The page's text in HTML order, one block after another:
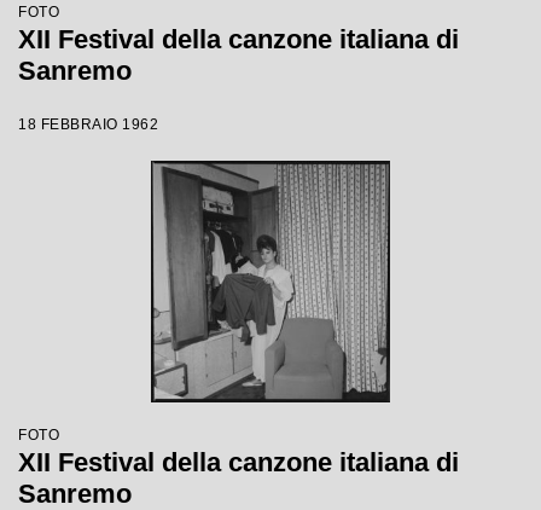
FOTO
XII Festival della canzone italiana di
Sanremo
18 FEBBRAIO 1962
FOTO
XII Festival della canzone italiana di
Sanremo